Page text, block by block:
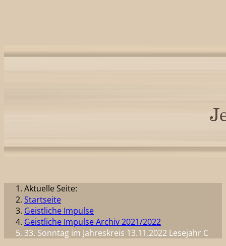
Aktuelle Seite:
Startseite
Geistliche Impulse
Geistliche Impulse Archiv 2021/2022
33. Sonntag im Jahreskreis 13.11.2022 Lesejahr C